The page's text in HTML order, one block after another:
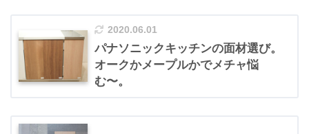
2020.06.01
パナソニックキッチンの面材選び。
オークかメープルかでメチャ悩
む〜。